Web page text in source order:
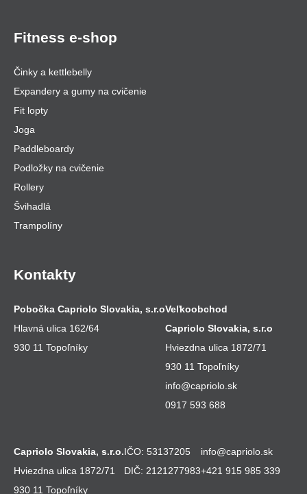
Fitness e-shop
Činky a kettlebelly
Expandery a gumy na cvičenie
Fit lopty
Joga
Paddleboardy
Podložky na cvičenie
Rollery
Švihadlá
Trampolíny
Kontakty
Pobočka Capriolo Slovakia, s.r.o
Hlavná ulica 162/64
930 11 Topoľníky
Veľkoobchod
Capriolo Slovakia, s.r.o
Hviezdna ulica 1872/71
930 11 Topoľníky
info@capriolo.sk
0917 593 688
Capriolo Slovakia, s.r.o.
Hviezdna ulica 1872/71
930 11 Topoľníky
IČO: 53137205
DIČ: 2121277983
info@capriolo.sk
+421 915 985 339